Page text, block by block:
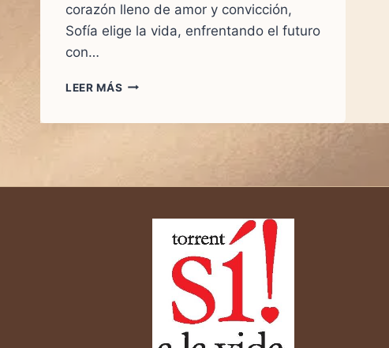
corazón lleno de amor y convicción,
Sofía elige la vida, enfrentando el futuro
con…
LEER MÁS «
INQUEBRANTABLE